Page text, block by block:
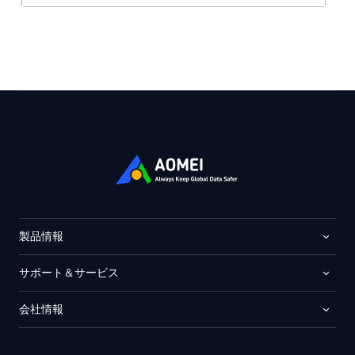
製品情報
サポート＆サービス
会社情報